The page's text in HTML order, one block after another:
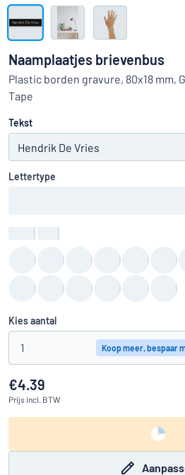
Kun je niet vinden wat je zoekt?
Toon alle categorieën
Inloggen
Consument / Bedrijf
Naamplaatjes brievenbus
Plastic borden gravure, 80x18 mm,
Tape
Tekst
Lettertype
Kies aantal
1 Koop meer, bespaar
€4.39
Prijs incl. BTW